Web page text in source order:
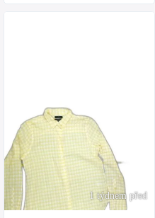
1 týdnem před